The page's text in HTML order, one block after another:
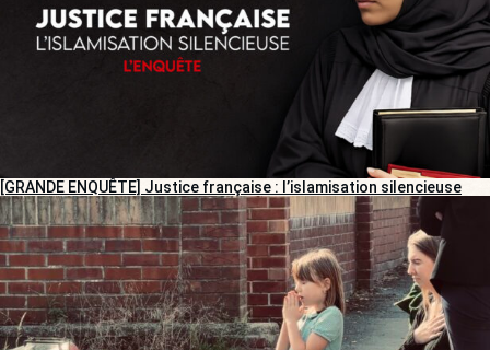
[GRANDE ENQUÊTE] Justice française : l’islamisation silencieuse